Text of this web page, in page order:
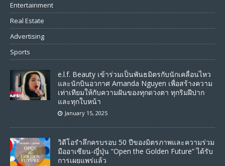
Entertainment
Real Estate
Advertising
Sports
e.l.f. Beauty เข้าร่วมเป็นพันธมิตรกับนักเคลื่อนไหว
และนักบินอวกาศ Amanda Nguyen เพื่อสร้างความ
เท่าเทียมให้กับความฝันของทุกดวงตา ทุกริมฝีปาก
และทุกใบหน้า
January 15, 2025
วิดีโอรำลึกครบรอบ 50 ปีของมิตรภาพและความร่วม
มืออาเซียน-ญี่ปุ่น “Open the Golden Future” ได้รับ
การเผยแพร่แล้ว